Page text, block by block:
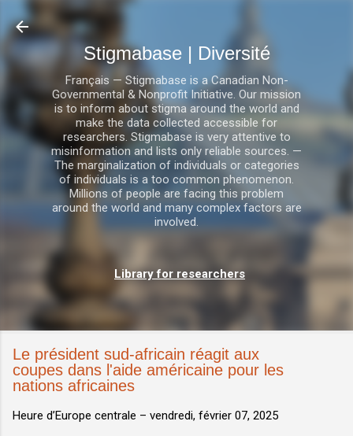
Stigmabase | Diversité
Français — Stigmabase is a Canadian Non-
Governmental & Nonprofit Initiative. Our mission
is to inform about stigma around the world and
make the data collected accessible for
researchers. Stigmabase is very attentive to
misinformation and lists only reliable sources. —
The marginalization of individuals or categories
of individuals is a too common phenomenon.
Millions of people are facing this problem
around the world and many complex factors are
involved.
Library for researchers
Le président sud-africain réagit aux
coupes dans l'aide américaine pour les
nations africaines
Heure d’Europe centrale – vendredi, février 07, 2025